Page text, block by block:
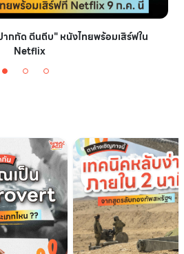
กกัด ตีนถีบ" หนังไทยพร้อมเสิร์ฟใน
Netflix